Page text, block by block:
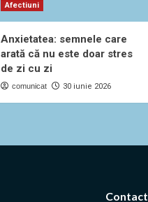
Afectiuni
Anxietatea: semnele care
arată că nu este doar stres
de zi cu zi
comunicat 30 iunie 2026
Contact